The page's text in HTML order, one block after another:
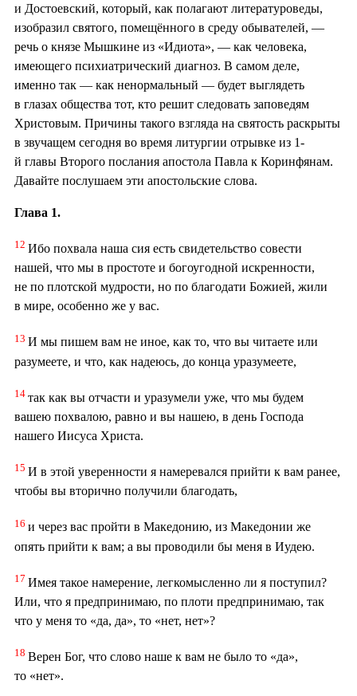
и Достоевский, который, как полагают литературоведы,
изобразил святого, помещённого в среду обывателей, —
речь о князе Мышкине из «Идиота», — как человека,
имеющего психиатрический диагноз. В самом деле,
именно так — как ненормальный — будет выглядеть
в глазах общества тот, кто решит следовать заповедям
Христовым. Причины такого взгляда на святость раскрыты
в звучащем сегодня во время литургии отрывке из 1-
й главы Второго послания апостола Павла к Коринфянам.
Давайте послушаем эти апостольские слова.
Глава 1.
12 Ибо похвала наша сия есть свидетельство совести
нашей, что мы в простоте и богоугодной искренности,
не по плотской мудрости, но по благодати Божией, жили
в мире, особенно же у вас.
13 И мы пишем вам не иное, как то, что вы читаете или
разумеете, и что, как надеюсь, до конца уразумеете,
14 так как вы отчасти и уразумели уже, что мы будем
вашею похвалою, равно и вы нашею, в день Господа
нашего Иисуса Христа.
15 И в этой уверенности я намеревался прийти к вам ранее,
чтобы вы вторично получили благодать,
16 и через вас пройти в Македонию, из Македонии же
опять прийти к вам; а вы проводили бы меня в Иудею.
17 Имея такое намерение, легкомысленно ли я поступил?
Или, что я предпринимаю, по плоти предпринимаю, так
что у меня то «да, да», то «нет, нет»?
18 Верен Бог, что слово наше к вам не было то «да»,
то «нет».